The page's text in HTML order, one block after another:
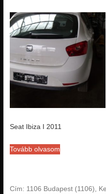
Seat Ibiza I 2011
Tovább olvasom
Cím: 1106 Budapest (1106),